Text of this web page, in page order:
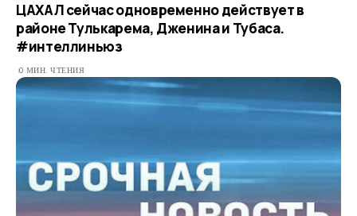
ЦАХАЛ сейчас одновременно действует в
районе Тулькарема, Дженина и Тубаса.
#интеллиньюз
0 МИН. ЧТЕНИЯ